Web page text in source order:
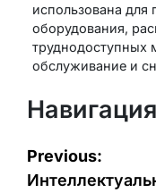
использована для
оборудования,
труднодоступных
обслуживание и
Previous: